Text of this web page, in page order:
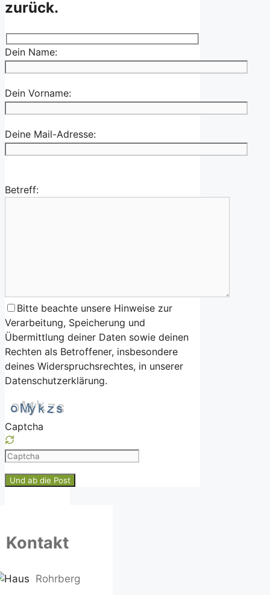
zurück.
Dein Name:
Dein Vorname:
Deine Mail-Adresse:
Betreff:
Bitte beachte unsere Hinweise zur
Verarbeitung, Speicherung und
Übermittlung deiner Daten sowie deinen
Rechten als Betroffener, insbesondere
deines Widerspruchsrechtes, in unserer
Datenschutzerklärung.
Captcha
Please
the
the
ensure
Kontakt
Rohrberg